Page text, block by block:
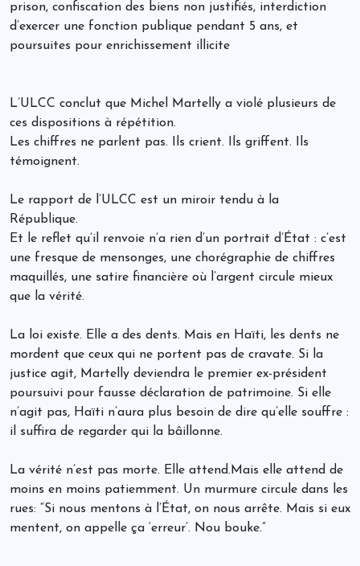
prison, confiscation des biens non justifiés, interdiction
d’exercer une fonction publique pendant 5 ans, et
poursuites pour enrichissement illicite
L’ULCC conclut que Michel Martelly a violé plusieurs de
ces dispositions à répétition.
Les chiffres ne parlent pas. Ils crient. Ils griffent. Ils
témoignent.
Le rapport de l’ULCC est un miroir tendu à la
République.
Et le reflet qu’il renvoie n’a rien d’un portrait d’État : c’est
une fresque de mensonges, une chorégraphie de chiffres
maquillés, une satire financière où l’argent circule mieux
que la vérité.
La loi existe. Elle a des dents. Mais en Haïti, les dents ne
mordent que ceux qui ne portent pas de cravate. Si la
justice agit, Martelly deviendra le premier ex-président
poursuivi pour fausse déclaration de patrimoine. Si elle
n’agit pas, Haïti n’aura plus besoin de dire qu’elle souffre :
il suffira de regarder qui la bâillonne.
La vérité n’est pas morte. Elle attend.Mais elle attend de
moins en moins patiemment. Un murmure circule dans les
rues: “Si nous mentons à l’État, on nous arrête. Mais si eux
mentent, on appelle ça ‘erreur’. Nou bouke.”